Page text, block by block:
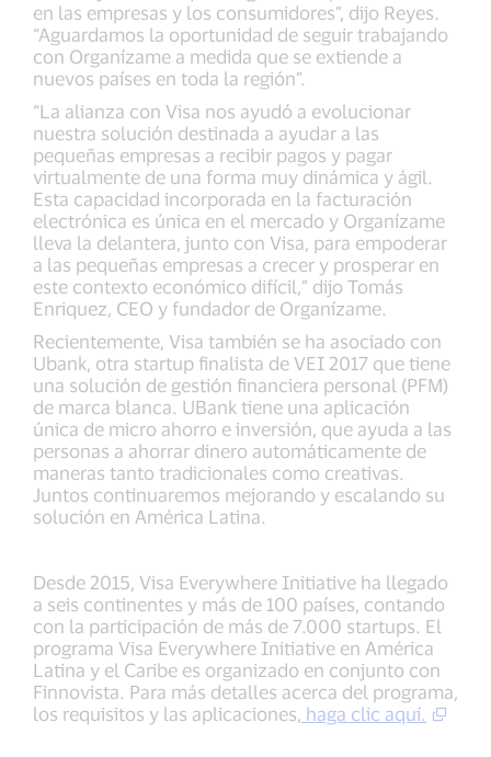
en las empresas y los consumidores”, dijo Reyes.
“Aguardamos la oportunidad de seguir trabajando
con Organízame a medida que se extiende a
nuevos países en toda la región”.
“La alianza con Visa nos ayudó a evolucionar
nuestra solución destinada a ayudar a las
pequeñas empresas a recibir pagos y pagar
virtualmente de una forma muy dinámica y ágil.
Esta capacidad incorporada en la facturación
electrónica es única en el mercado y Organízame
lleva la delantera, junto con Visa, para empoderar
a las pequeñas empresas a crecer y prosperar en
este contexto económico difícil,” dijo Tomás
Enriquez, CEO y fundador de Organízame.
Recientemente, Visa también se ha asociado con
Ubank, otra startup finalista de VEI 2017 que tiene
una solución de gestión financiera personal (PFM)
de marca blanca. UBank tiene una aplicación
única de micro ahorro e inversión, que ayuda a las
personas a ahorrar dinero automáticamente de
maneras tanto tradicionales como creativas.
Juntos continuaremos mejorando y escalando su
solución en América Latina.
Desde 2015, Visa Everywhere Initiative ha llegado
a seis continentes y más de 100 países, contando
con la participación de más de 7.000 startups. El
programa Visa Everywhere Initiative en América
Latina y el Caribe es organizado en conjunto con
Finnovista. Para más detalles acerca del programa,
los requisitos y las aplicaciones, haga clic aquí.